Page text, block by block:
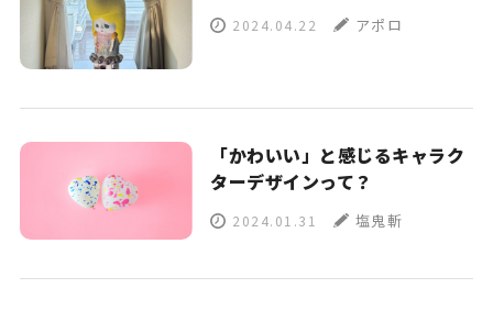
2024.04.22 アポロ
「かわいい」と感じるキャラク
ターデザインって？
2024.01.31 塩鬼斬